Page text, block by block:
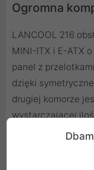
Ogromna
LANCOOL 216
MINI-ITX i E-ATX
panel z
dzięki
drugiej komorze
wystarczającej
długości do 392
kompatybilny